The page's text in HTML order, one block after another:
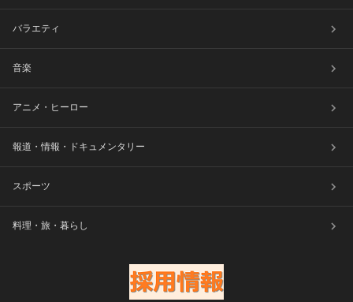
バラエティ
音楽
アニメ・ヒーロー
報道・情報・ドキュメンタリー
スポーツ
料理・旅・暮らし